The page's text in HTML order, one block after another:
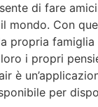
di fare
mondo. Con
propria
i propri
è
per